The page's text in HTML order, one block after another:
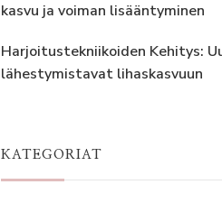
kasvu ja voiman lisääntyminen
Harjoitustekniikoiden Kehitys:
lähestymistavat lihaskasvuun
KATEGORIAT